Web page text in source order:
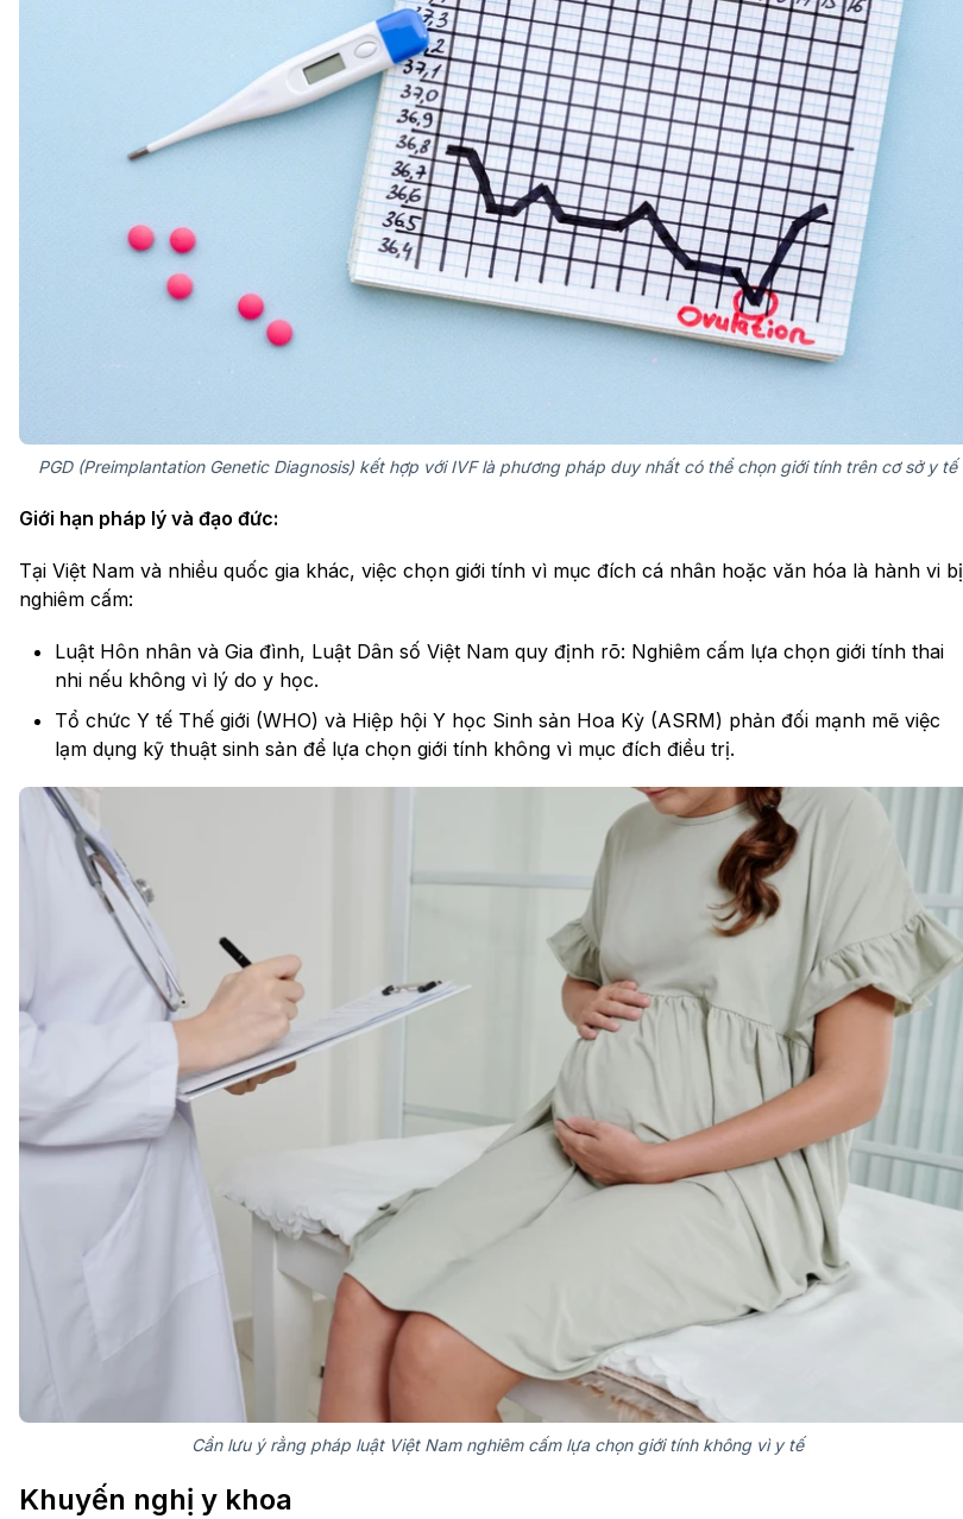
PGD (Preimplantation Genetic Diagnosis) kết hợp với IVF là phương pháp duy nhất có thể chọn giới tính trên cơ sở y tế
Giới hạn pháp lý và đạo đức:
Tại Việt Nam và nhiều quốc gia khác, việc chọn giới tính vì mục đích cá nhân hoặc văn hóa là hành vi bị
nghiêm cấm:
Luật Hôn nhân và Gia đình, Luật Dân số Việt Nam quy định rõ: Nghiêm cấm lựa chọn giới tính thai
nhi nếu không vì lý do y học.
Tổ chức Y tế Thế giới (WHO) và Hiệp hội Y học Sinh sản Hoa Kỳ (ASRM) phản đối mạnh mẽ việc
lạm dụng kỹ thuật sinh sản để lựa chọn giới tính không vì mục đích điều trị.
Cần lưu ý rằng pháp luật Việt Nam nghiêm cấm lựa chọn giới tính không vì y tế
Khuyến nghị y khoa